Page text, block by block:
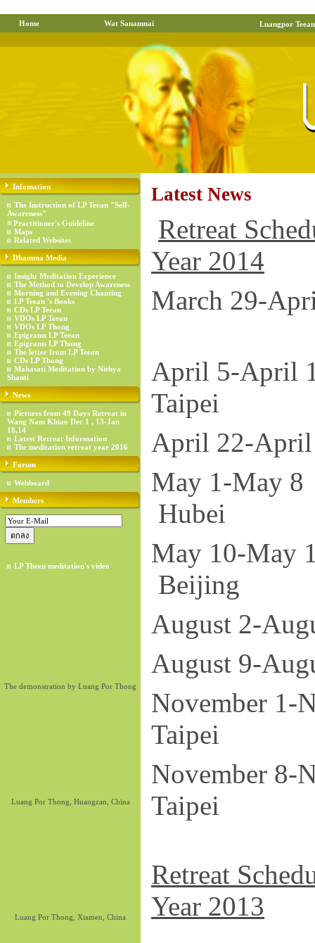
Home Wat Sanamnai Luangpor Teean
Infomation
The Instruction of LP Teean "Self-
Awareness"
Practitioner's Guideline
Maps
Related Websites
Dhamma Media
Insight Meditation Experience
The Method to Develop Awareness
Morning and Evening Chanting
LP Teean 's Books
CDs LP Teean
VDOs LP Teean
VDOs LP Thong
Epigrams LP Teean
Epigrams LP Thong
The letter from LP Teean
CDs LP Thong
Mahasati Meditation by Nithya
Shanti
News
Pictures from 49 Days Retreat in
Wang Nam Khiao Dec 1 , 13-Jan
18,14
Latest Retreat Information
The meditation retreat year 2016
Forum
Webboard
Members
LP Theen meditation's video
The demonstration by Luang Por Thong
Luang Por Thong, Huangzan, China
Luang Por Thong, Xiamen, China
Latest News
Retreat
Year 2014
March
April
Taipei
April
May
Hubei
May
Beijing
August
August
Taipei
Taipei
Retreat
Year 2013